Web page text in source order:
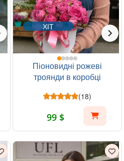
ХІТ
Піоновидні рожеві
троянди в коробці
(18)
99 $